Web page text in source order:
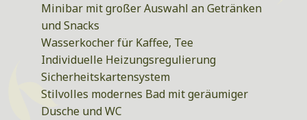
Minibar mit großer Auswahl an Getränken
und Snacks
Wasserkocher für Kaffee, Tee
Individuelle Heizungsregulierung
Sicherheitskartensystem
Stilvolles modernes Bad mit geräumiger
Dusche und WC